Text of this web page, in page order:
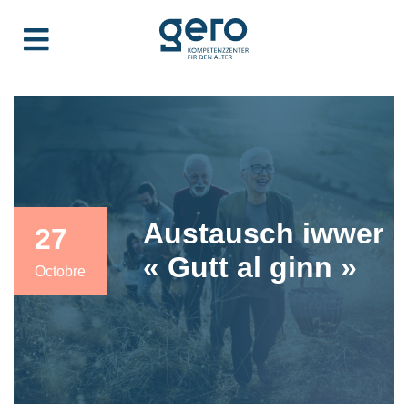
27
Octobre
Austausch iwwer
« Gutt al ginn »